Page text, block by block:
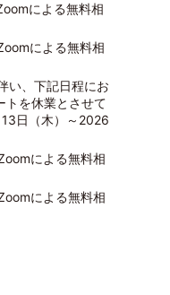
による無料相
による無料相
い、下記日程にお
トを休業とさせて
日（木）～2026
による無料相
による無料相